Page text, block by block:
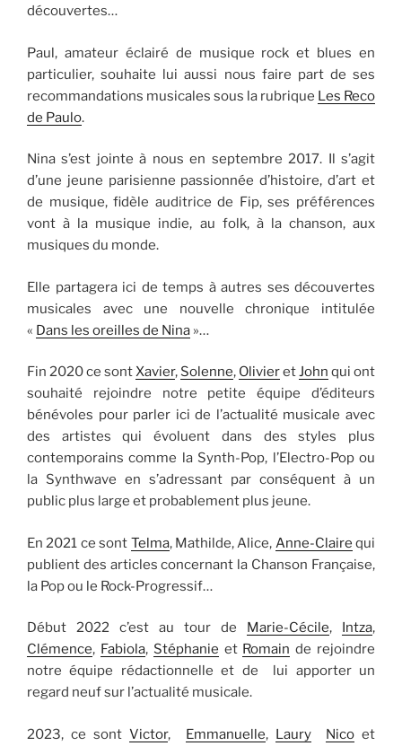
découvertes…
Paul, amateur éclairé de musique rock et blues en
particulier, souhaite lui aussi nous faire part de ses
recommandations musicales sous la rubrique Les Reco
de Paulo.
Nina s’est jointe à nous en septembre 2017. Il s’agit
d’une jeune parisienne passionnée d’histoire, d’art et
de musique, fidèle auditrice de Fip, ses préférences
vont à la musique indie, au folk, à la chanson, aux
musiques du monde.
Elle partagera ici de temps à autres ses découvertes
musicales avec une nouvelle chronique intitulée
« Dans les oreilles de Nina »…
Fin 2020 ce sontXavier, Solenne, OlivieretJohn qui ont
souhaité rejoindre notre petite équipe d’éditeurs
bénévoles pour parler ici de l’actualité musicale avec
des artistes qui évoluent dans des styles plus
contemporains comme la Synth-Pop, l’Electro-Pop ou
la Synthwave en s’adressant par conséquent à un
public plus large et probablement plus jeune.
En 2021 ce sont Telma, Mathilde, Alice, Anne-Claire qui
publient des articles concernant la Chanson Française,
la Pop ou le Rock-Progressif…
Début 2022 c’est au tour de Marie-Cécile, Intza,
Clémence, Fabiola, Stéphanie et Romain de rejoindre
notre équipe rédactionnelle et de lui apporter un
regard neuf sur l’actualité musicale.
2023, ce sontVictor, Emmanuelle, Laury Nicoet